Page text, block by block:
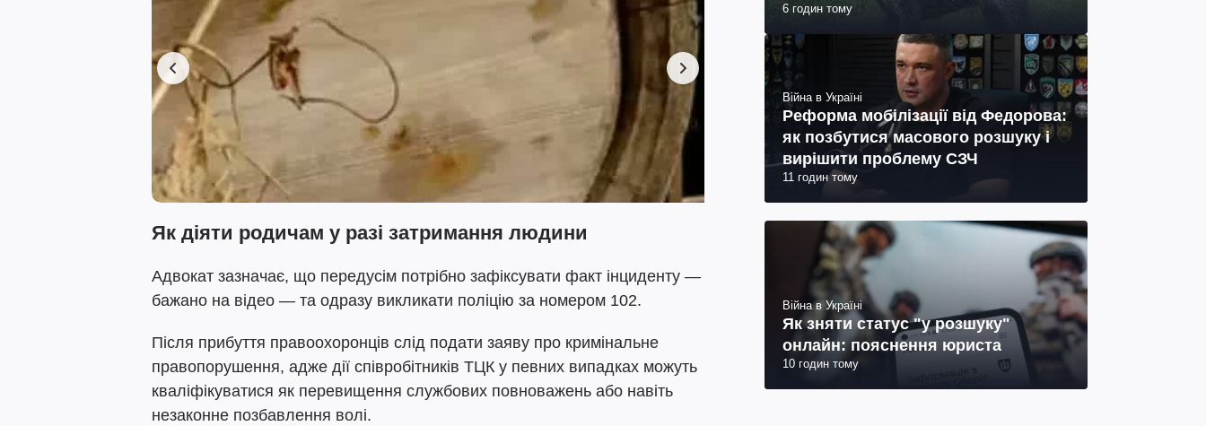
Як діяти родичам у разі затримання людини
Адвокат зазначає, що передусім потрібно зафіксувати факт інциденту —
бажано на відео — та одразу викликати поліцію за номером 102.
Після прибуття правоохоронців слід подати заяву про кримінальне
правопорушення, адже дії співробітників ТЦК у певних випадках можуть
кваліфікуватися як перевищення службових повноважень або навіть
незаконне позбавлення волі.
6 годин тому
Війна в Україні
Реформа мобілізації від Федорова:
як позбутися масового розшуку і
вирішити проблему СЗЧ
11 годин тому
Війна в Україні
Як зняти статус "у розшуку"
онлайн: пояснення юриста
10 годин тому